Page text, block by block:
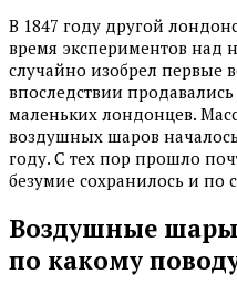
В 1847 году другой
время экспериментов над
случайно изобрел первые
впоследствии
маленьких лондонцев.
воздушных шаров
году. С тех пор прошло
безумие сохранилось и по
Воздушные шары
по какому